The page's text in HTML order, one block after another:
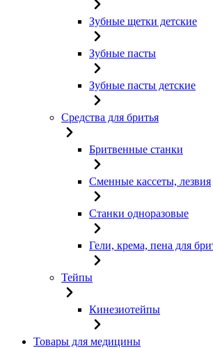
Зубные щетки детские
Зубные пасты
Зубные пасты детские
Средства для бритья
Бритвенные станки
Сменные кассеты, лезвия
Станки одноразовые
Гели, крема, пена для
Тейпы
Кинезиотейпы
Товары для медицины